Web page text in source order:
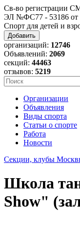
Св-во регистрации
ЭЛ №ФС77 - 53186 от
Спорт для детей и
Добавить
организаций: 12746
Объявлений: 2069
секций: 44463
отзывов: 5219
Организации
Объявления
Виды спорта
Статьи о спорте
Работа
Новости
Секции, клубы
Школа
Show"